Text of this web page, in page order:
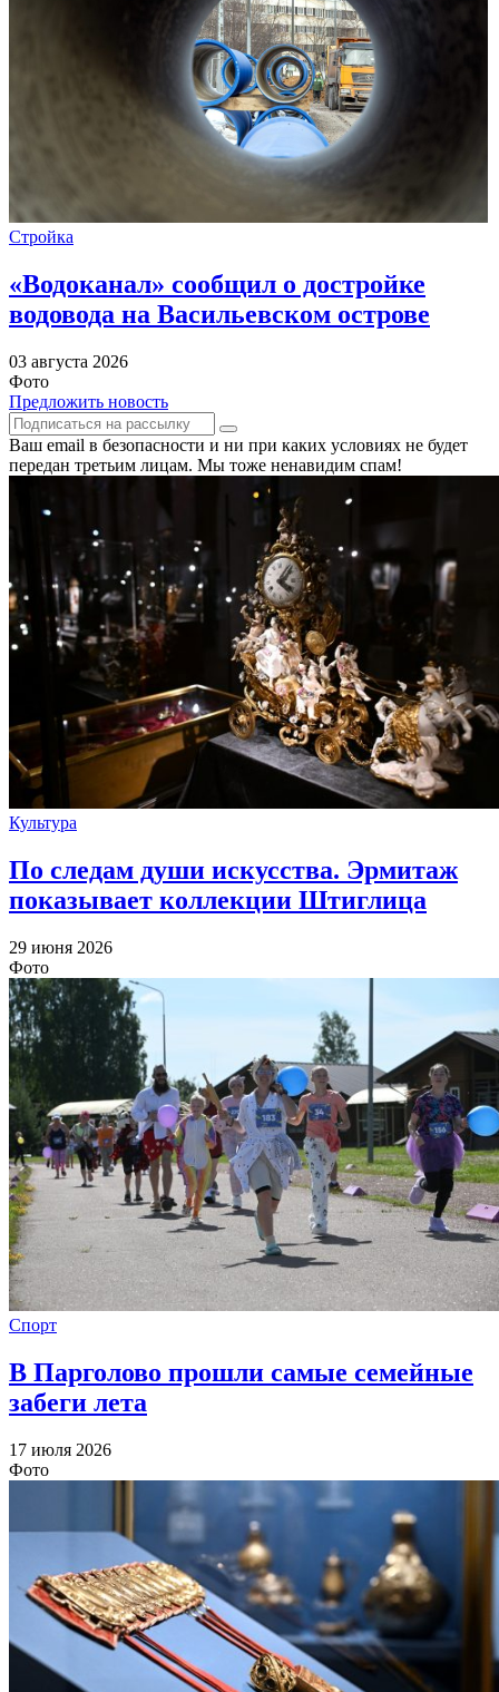
Стройка
«Водоканал» сообщил о достройке
водовода на Васильевском острове
03 августа 2026
Фото
Предложить новость
Ваш email в безопасности и ни при каких условиях не будет
передан третьим лицам. Мы тоже ненавидим спам!
Культура
По следам души искусства. Эрмитаж
показывает коллекции Штиглица
29 июня 2026
Фото
Спорт
В Парголово прошли самые семейные
забеги лета
17 июля 2026
Фото